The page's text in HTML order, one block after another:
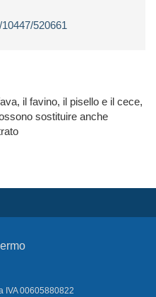
520661
il favino, il pisello e il cece,
sostituire anche
IVA 00605880822